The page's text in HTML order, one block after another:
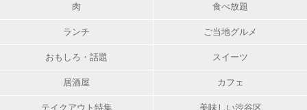
肉 食べ放題
ランチ ご当地グルメ
おもしろ・話題 スイーツ
居酒屋 カフェ
テイクアウト特集 美味しい渋谷区